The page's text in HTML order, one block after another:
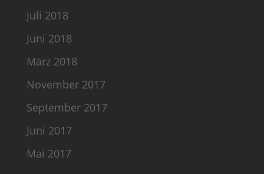
Juli 2018
Juni 2018
März 2018
November 2017
September 2017
Juni 2017
Mai 2017